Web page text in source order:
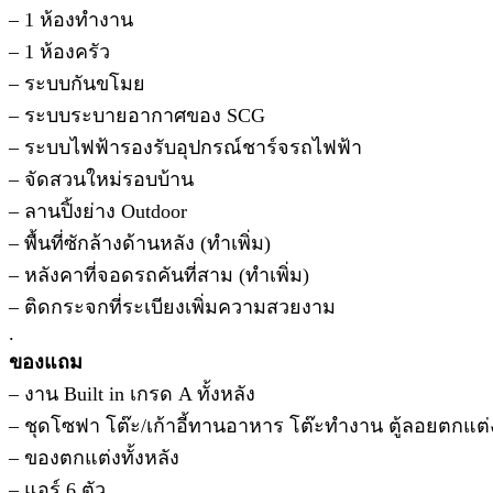
– 1 ห้องทำงาน
– 1 ห้องครัว
– ระบบกันขโมย
– ระบบระบายอากาศของ SCG
– ระบบไฟฟ้ารองรับอุปกรณ์ชาร์จรถไฟฟ้า
– จัดสวนใหม่รอบบ้าน
– ลานปิ้งย่าง Outdoor
– พื้นที่ซักล้างด้านหลัง (ทำเพิ่ม)
– หลังคาที่จอดรถคันที่สาม (ทำเพิ่ม)
– ติดกระจกที่ระเบียงเพิ่มความสวยงาม
.
ของแถม
– งาน Built in เกรด A ทั้งหลัง
– ชุดโซฟา โต๊ะ/เก้าอี้ทานอาหาร โต๊ะทำงาน ตู้ลอยตกแต่
– ของตกแต่งทั้งหลัง